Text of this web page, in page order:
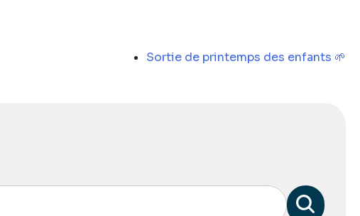
Sortie de printemps des enfants 🌱